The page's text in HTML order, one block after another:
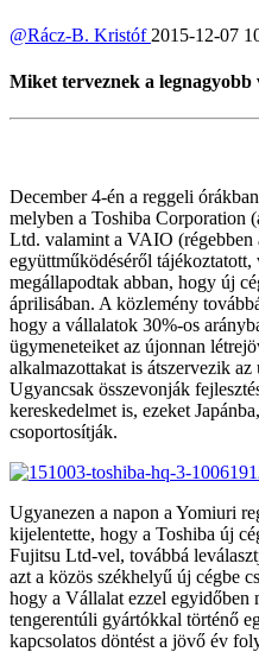
@Rácz-B. Kristóf 2015-12-07
Miket terveznek a legnagyobb
December 4-én a reggeli
melyben a Toshiba Corporation
Ltd. valamint a VAIO (régebben
együttműködéséről
megállapodtak abban, hogy új
áprilisában. A közlemény
hogy a vállalatok 30%-os
ügymeneteiket az újonnan
alkalmazottakat is átszervezik
Ugyancsak összevonják
kereskedelmet is, ezeket
csoportosítják.
Ugyanezen a napon a Yomiuri
kijelentette, hogy a Toshiba új
Fujitsu Ltd-vel, továbbá
azt a közös székhelyű új cégbe
hogy a Vállalat ezzel egyidőben
tengerentúli gyártókkal történő
kapcsolatos döntést a jövő év